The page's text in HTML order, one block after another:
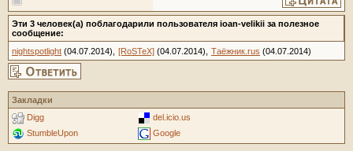
Эти 3 человек(а) поблагодарили пользователя ioan-velikii за полезное
сообщение:
nightspotlight (04.07.2014), [RoSTeX] (04.07.2014), Таёжник.rus (04.07.2014)
Закладки
Digg
del.icio.us
StumbleUpon
Google